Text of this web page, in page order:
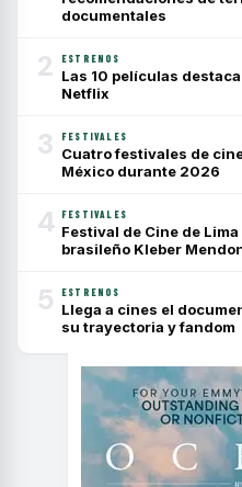
documentales
2 ESTRENOS
Las 10 películas
Netflix
3 FESTIVALES
Cuatro festivales de
México durante 2026
4 FESTIVALES
Festival de Cine de
brasileño Kleber
5 ESTRENOS
Llega a cines el
su trayectoria y fandom